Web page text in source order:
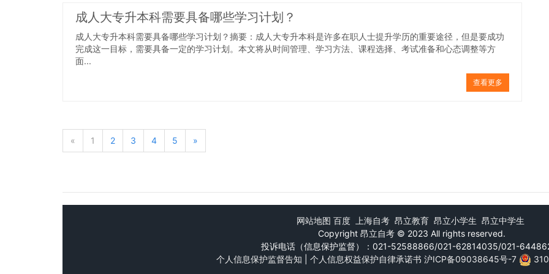
成人大专升本科需要具备哪些学习计划？
成人大专升本科需要具备哪些学习计划？摘要：成人大专升本科是许多在职人士提升学历的重要途径，但是要成功
完成这一目标，需要具备一定的学习计划。本文将从时间管理、学习方法、课程选择、考试准备和心态调整等方
面...
查看更多
« 1 2 3 4 5 »
网站地图 百度 上海自考 昂立教育 昂立小学生 昂立中学生
Copyright 昂立自考 © 2023 All rights reserved.
投诉电话（信息保护监督）：021-52588866/021-62814035/021-
个人信息保护监督告知
个人信息权益保护自律承诺书 沪ICP备09038645号-7